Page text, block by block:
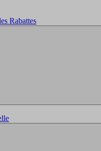
Rabattes